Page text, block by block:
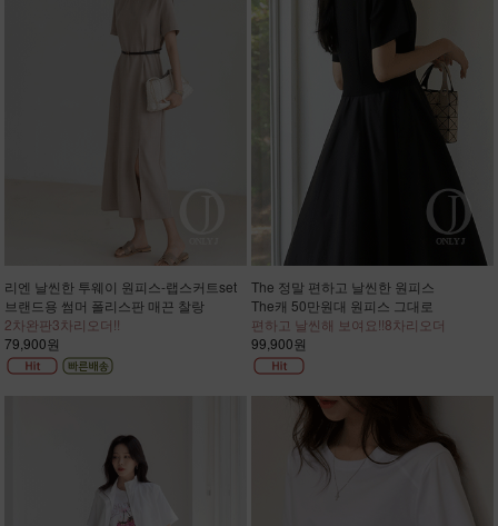
리엔 날씬한 투웨이 원피스-랩스커트set
브랜드용 썸머 폴리스판 매끈 찰랑
2차완판3차리오더!!
79,900원
The 정말 편하고 날씬한 원피스
The캐 50만원대 원피스 그대로
편하고 날씬해 보여요!!8차리오더
99,900원